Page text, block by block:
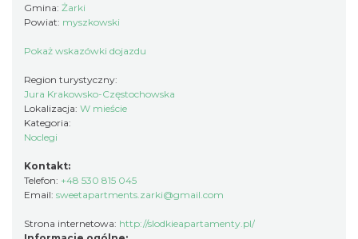
Gmina: Żarki
Powiat: myszkowski
Pokaż wskazówki dojazdu
Region turystyczny:
Jura Krakowsko-Częstochowska
Lokalizacja: W mieście
Kategoria:
Noclegi
Kontakt:
Telefon: +48 530 815 045
Email: sweetapartments.zarki@gmail.com
Strona internetowa: http://slodkieapartamenty.pl/